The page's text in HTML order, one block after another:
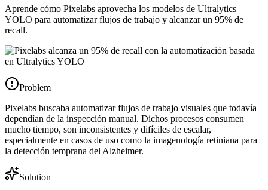
Aprende cómo Pixelabs aprovecha los modelos de Ultralytics
YOLO para automatizar flujos de trabajo y alcanzar un 95% de
recall.
Problem
Pixelabs buscaba automatizar flujos de trabajo visuales que todavía
dependían de la inspección manual. Dichos procesos consumen
mucho tiempo, son inconsistentes y difíciles de escalar,
especialmente en casos de uso como la imagenología retiniana para
la detección temprana del Alzheimer.
Solution